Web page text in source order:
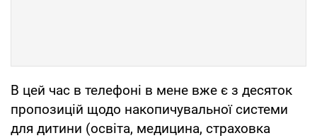
В цей час в телефоні в мене вже є з десяток
пропозицій щодо накопичувальної системи
для дитини (освіта, медицина, страховка